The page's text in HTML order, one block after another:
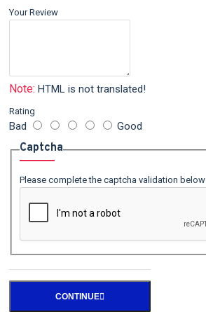
Your Review
Note: HTML is not translated!
Rating
Bad Good
Captcha
Please complete the captcha validation below
CONTINUE